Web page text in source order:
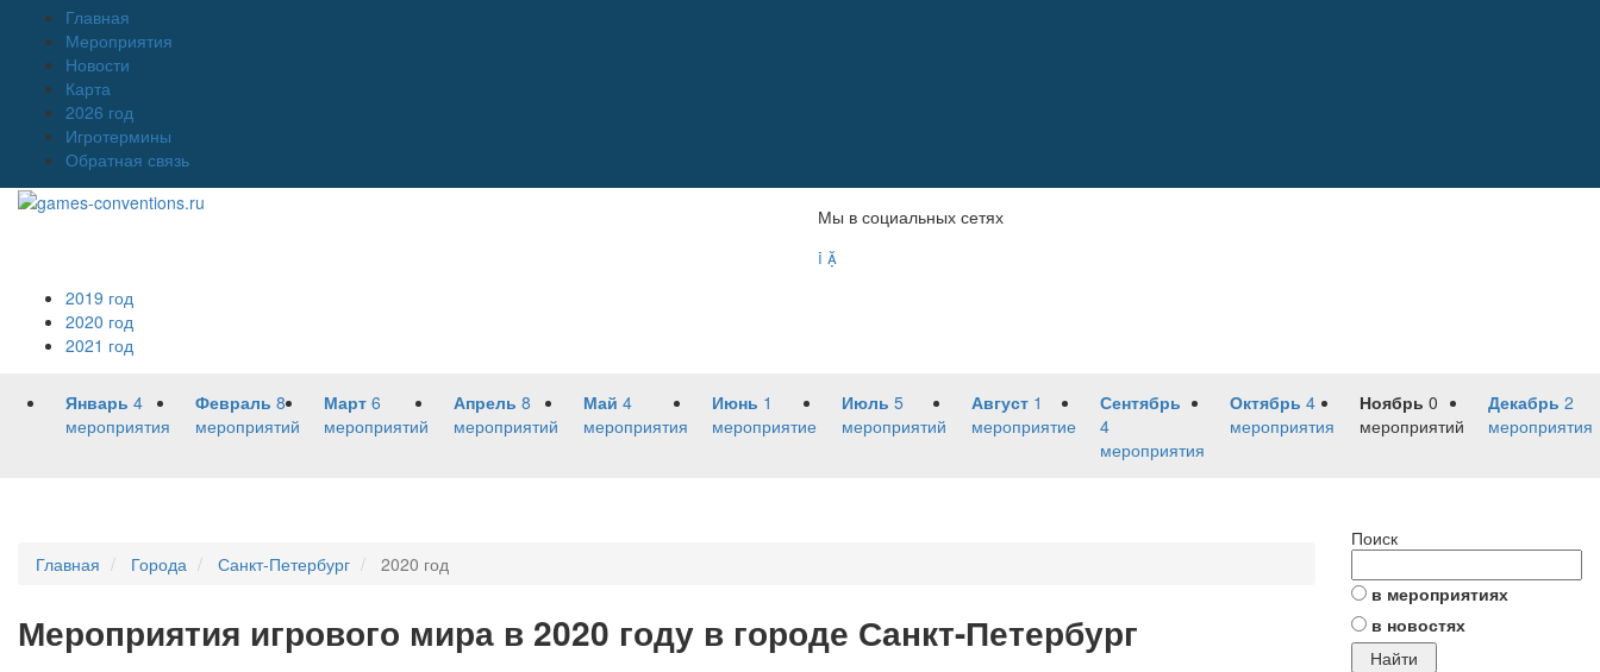
Главная
Мероприятия
Новости
Карта
2026 год
Игротермины
Обратная связь
Мы в социальных сетях
 
2019 год
2020 год
2021 год
Январь 4
мероприятия
Февраль 8
мероприятий
Март 6
мероприятий
Апрель 8
мероприятий
Май 4
мероприятия
Июнь 1
мероприятие
Июль 5
мероприятий
Август 1
мероприятие
Сентябрь
4
мероприятия
Октябрь 4
мероприятия
Ноябрь 0
мероприятий
Декабрь 2
мероприятия
Главная Города Санкт-Петербург 2020 год
Мероприятия игрового мира в 2020 году в городе Санкт-Петербург
Поиск
в мероприятиях
в новостях